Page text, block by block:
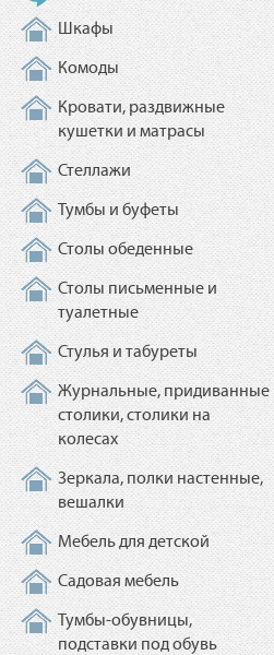
Шкафы
Комоды
Кровати, раздвижные
кушетки и матрасы
Стеллажи
Тумбы и буфеты
Столы обеденные
Столы письменные и
туалетные
Стулья и табуреты
Журнальные, придиванные
столики, столики на
колесах
Зеркала, полки настенные,
вешалки
Мебель для детской
Садовая мебель
Тумбы-обувницы,
подставки под обувь